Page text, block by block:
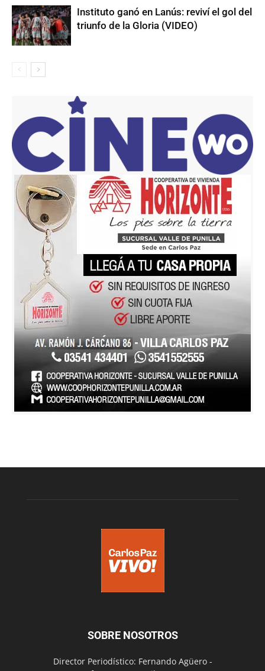
Instituto ganó en Lanús: reviví el gol del
triunfo de la Gloria (VIDEO)
SOBRE NOSOTROS
Director Periodístico: Fernando Agüero -